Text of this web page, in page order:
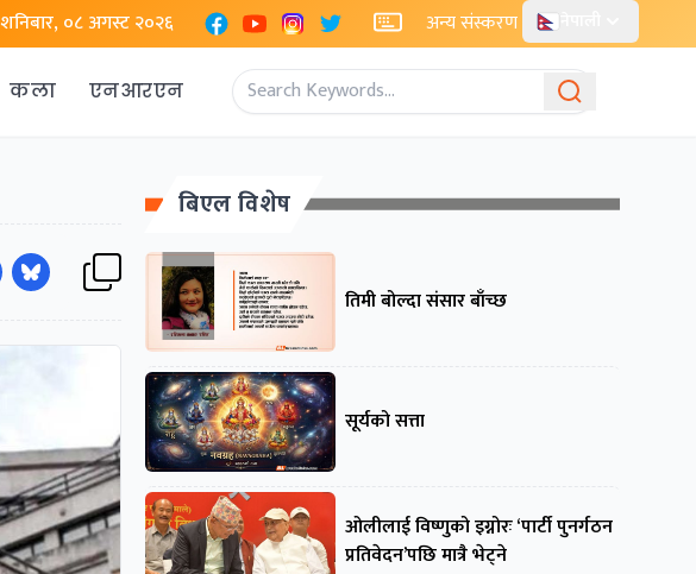
शनिबार, ०८ अगस्ट २०२६ FacebookYouTubeInstagram
X अन्य संस्करण
कला एनआरएन
बिएल विशेष
तिमी बोल्दा संसार बाँच्छ
सूर्यको सत्ता
ओलीलाई विष्णुको इग्नोरः ‘पार्टी पुनर्गठन
प्रतिवेदन’पछि मात्रै भेट्ने